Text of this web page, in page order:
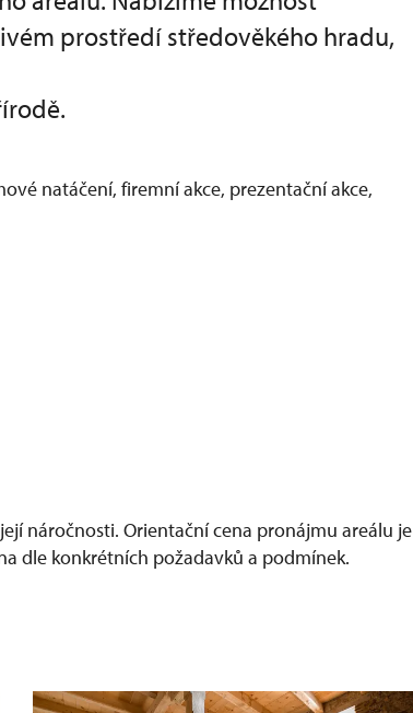
prostředí středověkého hradu,
natáčení, firemní akce, prezentační akce,
náročnosti. Orientační cena pronájmu areálu je
dle konkrétních požadavků a podmínek.